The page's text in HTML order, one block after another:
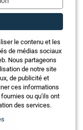
le contenu et les
de médias sociaux
Nous partageons
de notre site
de publicité et
ces informations
ou qu'ils ont
des services.